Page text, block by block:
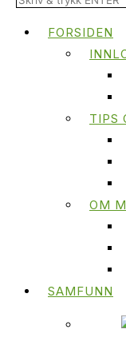
FORSIDEN
TIPS
OM
SAMFUNN